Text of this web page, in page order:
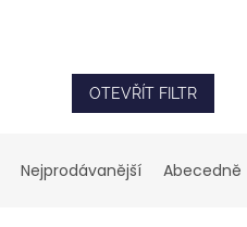
OTEVŘÍT FILTR
Nejprodávanější Abecedně